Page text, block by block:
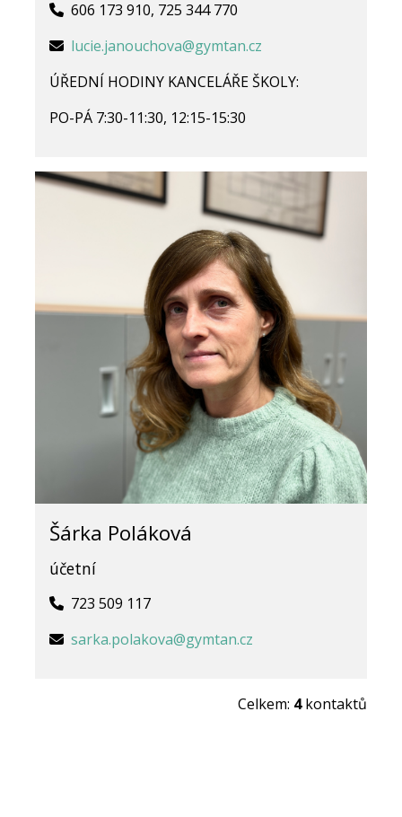
606 173 910, 725 344 770
lucie.janouchova@gymtan.cz
ÚŘEDNÍ HODINY KANCELÁŘE ŠKOLY:
PO-PÁ 7:30-11:30, 12:15-15:30
Šárka Poláková
účetní
723 509 117
sarka.polakova@gymtan.cz
Celkem: 4kontaktů